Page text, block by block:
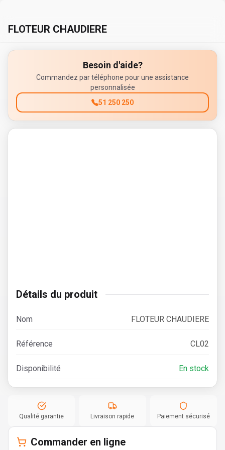
FLOTEUR CHAUDIERE
Besoin d'aide?
Commandez par téléphone pour une assistance
personnalisée
51 250 250
Détails du produit
Nom FLOTEUR CHAUDIERE
Référence CL02
Disponibilité En stock
Qualité garantie Livraison rapide Paiement sécurisé
Commander en ligne